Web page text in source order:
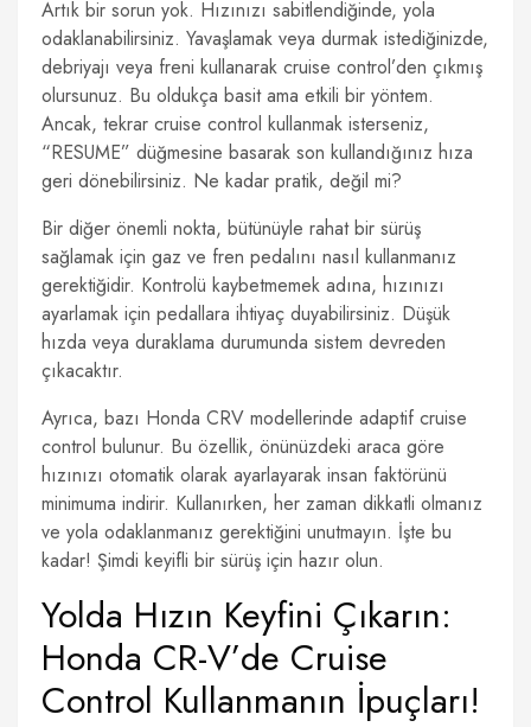
Artık bir sorun yok. Hızınızı sabitlendiğinde, yola
odaklanabilirsiniz. Yavaşlamak veya durmak istediğinizde,
debriyajı veya freni kullanarak cruise control’den çıkmış
olursunuz. Bu oldukça basit ama etkili bir yöntem.
Ancak, tekrar cruise control kullanmak isterseniz,
“RESUME” düğmesine basarak son kullandığınız hıza
geri dönebilirsiniz. Ne kadar pratik, değil mi?
Bir diğer önemli nokta, bütünüyle rahat bir sürüş
sağlamak için gaz ve fren pedalını nasıl kullanmanız
gerektiğidir. Kontrolü kaybetmemek adına, hızınızı
ayarlamak için pedallara ihtiyaç duyabilirsiniz. Düşük
hızda veya duraklama durumunda sistem devreden
çıkacaktır.
Ayrıca, bazı Honda CRV modellerinde adaptif cruise
control bulunur. Bu özellik, önünüzdeki araca göre
hızınızı otomatik olarak ayarlayarak insan faktörünü
minimuma indirir. Kullanırken, her zaman dikkatli olmanız
ve yola odaklanmanız gerektiğini unutmayın. İşte bu
kadar! Şimdi keyifli bir sürüş için hazır olun.
Yolda Hızın Keyfini Çıkarın:
Honda CR-V’de Cruise
Control Kullanmanın İpuçları!